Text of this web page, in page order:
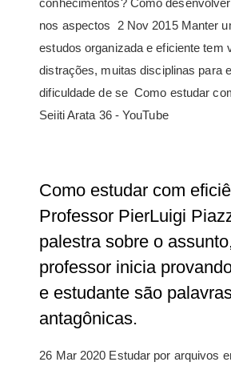
conhecimentos? Como
nos aspectos 2 Nov 2015 Manter
estudos organizada e eficiente tem
distrações, muitas disciplinas para
dificuldade de se Como estudar
Seiiti Arata 36 - YouTube
Como estudar com
Professor PierLuigi
palestra sobre o
professor inicia
e estudante são
antagônicas.
26 Mar 2020 Estudar por arquivos